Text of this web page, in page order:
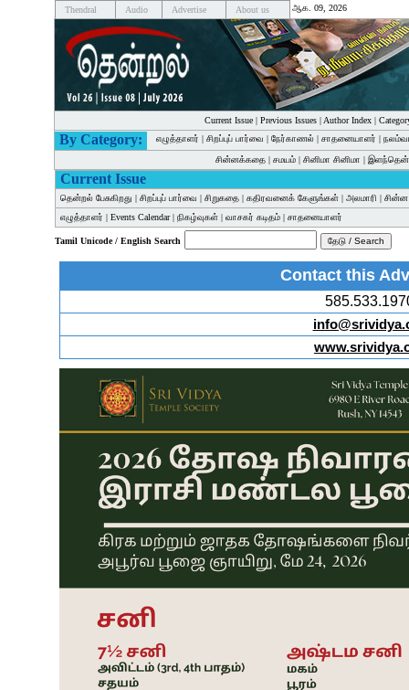
Thendral Audio Advertise About us ஆக. 09, 2026
Current Issue| Previous Issues| Author Index|
By Category: எழுத்தாளர் | சிறப்புப் பார்வை | நேர்காணல் | சாதனையாளர் |
சின்னக்கதை | சமயம் | சினிமா சினிமா |
Current Issue
தென்றல் பேசுகிறது | சிறப்புப் பார்வை | சிறுகதை | கதிரவனைக் கேளுங்கள் | அலமாரி |
எழுத்தாளர் | Events Calendar| நிகழ்வுகள் | வாசகர் கடிதம் | சாதனையாளர்
Tamil Unicode / English Search
Contact this